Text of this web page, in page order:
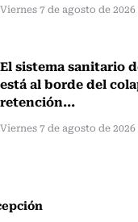
Viernes 7 de agosto de 2026
El sistema sanitario
está al borde del
retención...
Viernes 7 de agosto de 2026